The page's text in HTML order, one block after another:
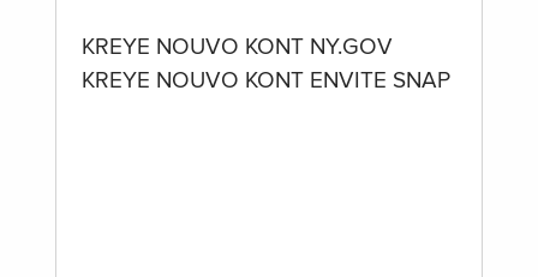
KREYE NOUVO KONT NY.GOV
KREYE NOUVO KONT ENVITE SNAP